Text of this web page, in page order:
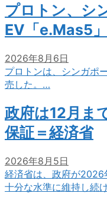
プロトン、シ
EV「e.Mas5
2026年8月6日
プロトンは、シンガポ
売した。…
政府は12月ま
保証＝経済省
2026年8月5日
経済省は、政府が2026
十分な水準に維持し続